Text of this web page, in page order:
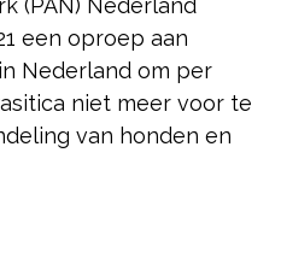
(PAN) Nederland
een oproep aan
Nederland om per
niet meer voor te
van honden en